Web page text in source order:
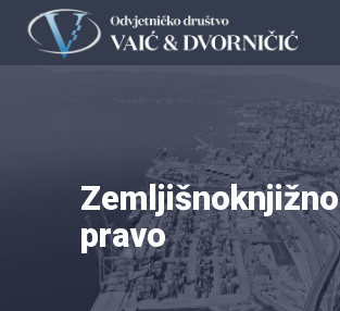
Zemljišnoknjižno
pravo